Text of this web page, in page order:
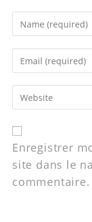
Enregistrer
site dans le
commentaire.